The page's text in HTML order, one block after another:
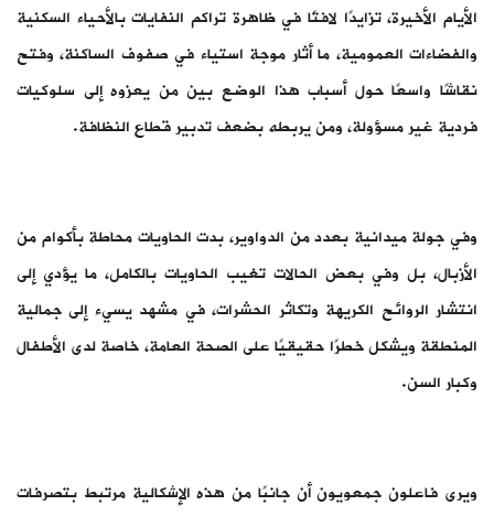
الأيام الأخيرة، تزايدًا لافتًا في ظاهرة تراكم النفايات بالأحياء السكنية
والفضاءات العمومية، ما أثار موجة استياء في صفوف الساكنة، وفتح
نقاشًا واسعًا حول أسباب هذا الوضع بين من يعزوه إلى سلوكيات
فردية غير مسؤولة، ومن يربطه بضعف تدبير قطاع النظافة.
وفي جولة ميدانية بعدد من الدواوير، بدت الحاويات محاطة بأكوام من
الأزبال، بل وفي بعض الحالات تغيب الحاويات بالكامل، ما يؤدي إلى
انتشار الروائح الكريهة وتكاثر الحشرات، في مشهد يسيء إلى جمالية
المنطقة ويشكل خطرًا حقيقيًا على الصحة العامة، خاصة لدى الأطفال
وكبار السن.
ويرى فاعلون جمعويون أن جانبًا من هذه الإشكالية مرتبط بتصرفات